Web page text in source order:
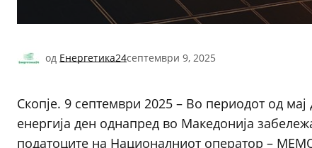
од Енергетика24септември 9, 2025
Скопје. 9 септември 2025 – Во периодот од
енергија ден однапред во Македонија
податоците на Националниот оператор –